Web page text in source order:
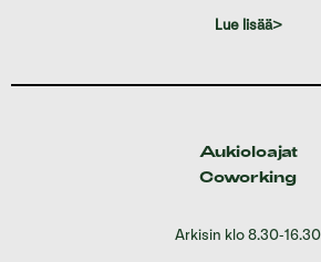
Lue lisää>
Aukioloajat
Coworking
Arkisin klo 8.30-16.30